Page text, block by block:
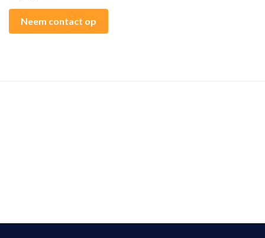
Neem contact op